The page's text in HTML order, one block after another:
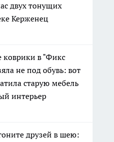
двух тонущих
Керженец
в "Фикс
не под обувь: вот
старую мебель
интерьер
друзей в шею: